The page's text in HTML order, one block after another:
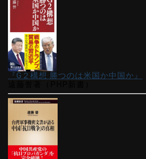
『G２構想 勝つのは米国か中国か』